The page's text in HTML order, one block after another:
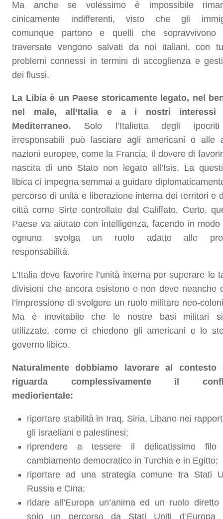
Ma anche se volessimo è impossibile
cinicamente indifferenti, visto che gli
comunque partono e quelli che sopravvivono
traversate vengono salvati da noi italiani, con
problemi connessi in termini di accoglienza e
dei flussi.
La Libia è un Paese storicamente legato, nel
nel male, all’Italia e a i nostri interessi
Mediterraneo. Solo l’Italietta degli
irresponsabili può lasciare agli americani o alle
nazioni europee, come la Francia, il dovere di
nascita di uno Stato non legato all’Isis. La
libica ci impegna semmai a guidare
percorso di unità e liberazione interna dei territori e
città come Sirte controllate dal Califfato. Certo,
Paese va aiutato con intelligenza, facendo in modo
ognuno svolga un ruolo adatto alle
responsabilità.
L’Italia deve favorire l’unità interna per superare le
divisioni che ancora esistono e non deve neanche
l’impressione di svolgere un ruolo militare neo-
Ma è inevitabile che le nostre basi militari
utilizzate, come ci chiedono gli americani e lo
governo libico.
Naturalmente dobbiamo lavorare al contesto
riguarda complessivamente il
mediorientale:
riportare stabilità in Iraq, Siria, Libano nei
gli israeliani e palestinesi;
riprendere a tessere il delicatissimo filo
cambiamento democratico in Turchia e in Egitto;
riportare ad una strategia comune tra Stati
Russia e Cina;
ridare all’Europa un’anima ed un ruolo diretto
solo un percorso da Stati Uniti d’Europa